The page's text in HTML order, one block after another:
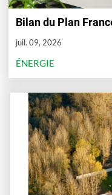
Bilan du Plan
juil. 09, 2026
ÉNERGIE